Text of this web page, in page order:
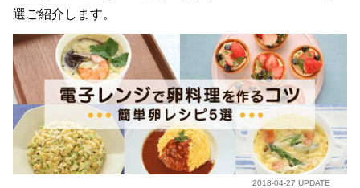
選ご紹介します。
2018-04-27 UPDATE